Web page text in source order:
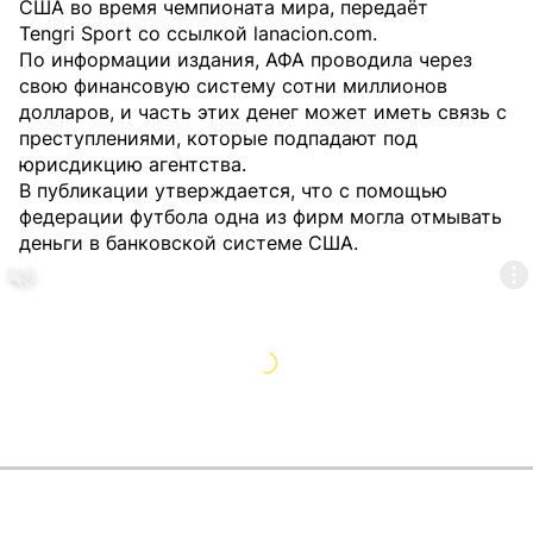
США во время чемпионата мира, передаёт
Tengri Sport со ссылкой lanacion.com.
По информации издания, АФА проводила через
свою финансовую систему сотни миллионов
долларов, и часть этих денег может иметь связь с
преступлениями, которые подпадают под
юрисдикцию агентства.
В публикации утверждается, что с помощью
федерации футбола одна из фирм могла отмывать
деньги в банковской системе США.